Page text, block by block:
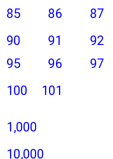
85
86 87
90
91 92
95
96 97
100
101
1,000
10,000